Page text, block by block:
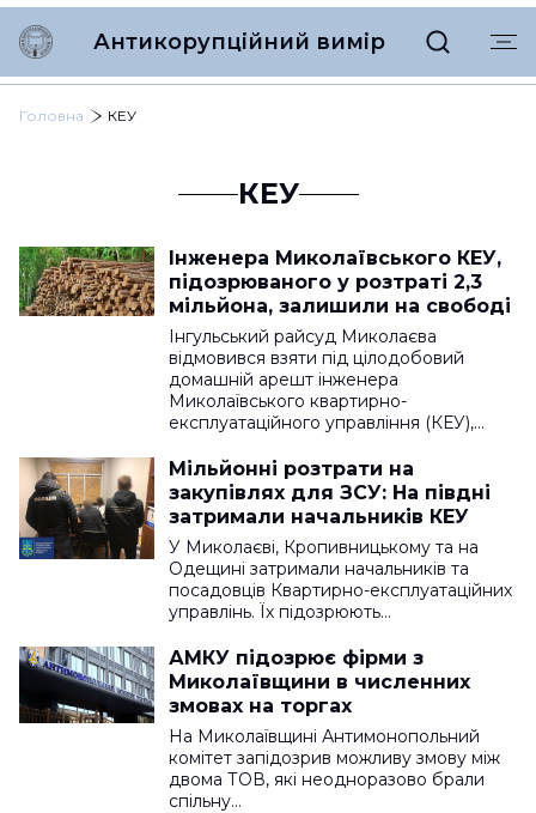
Антикорупційний вимір
Головна КЕУ
КЕУ
Інженера Миколаївського КЕУ,
підозрюваного у розтраті 2,3
мільйона, залишили на свободі
Інгульський райсуд Миколаєва
відмовився взяти під цілодобовий
домашній арешт інженера
Миколаївського квартирно-
експлуатаційного управління (КЕУ),…
Мільйонні розтрати на
закупівлях для ЗСУ: На півдні
затримали начальників КЕУ
У Миколаєві, Кропивницькому та на
Одещині затримали начальників та
посадовців Квартирно-експлуатаційних
управлінь. Їх підозрюють…
АМКУ підозрює фірми з
Миколаївщини в численних
змовах на торгах
На Миколаївщині Антимонопольний
комітет запідозрив можливу змову між
двома ТОВ, які неодноразово брали
спільну…